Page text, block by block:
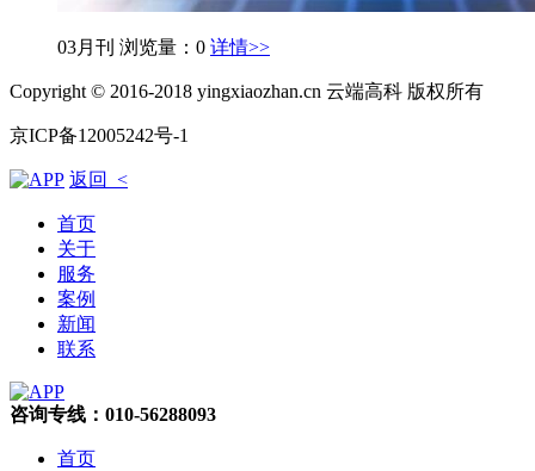
03月刊 浏览量：0 详情>>
Copyright © 2016-2018 yingxiaozhan.cn 云端高科 版权所有
京ICP备12005242号-1
返回 <
首页
关于
服务
案例
新闻
联系
咨询专线：010-56288093
首页